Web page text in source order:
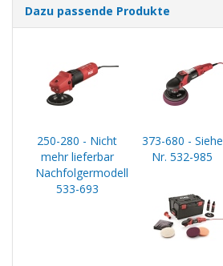
Dazu passende Produkte
250-280 - Nicht
mehr lieferbar
Nachfolgermodell
533-693
373-680 - Siehe
Nr. 532-985